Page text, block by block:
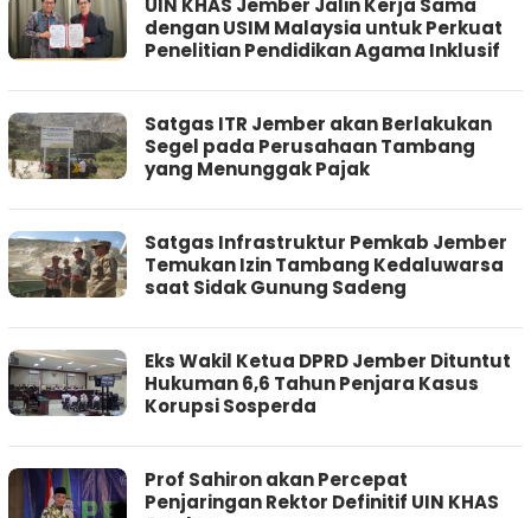
UIN KHAS Jember Jalin Kerja Sama
dengan USIM Malaysia untuk Perkuat
Penelitian Pendidikan Agama Inklusif
Satgas ITR Jember akan Berlakukan
Segel pada Perusahaan Tambang
yang Menunggak Pajak
Satgas Infrastruktur Pemkab Jember
Temukan Izin Tambang Kedaluwarsa
saat Sidak Gunung Sadeng
Eks Wakil Ketua DPRD Jember Dituntut
Hukuman 6,6 Tahun Penjara Kasus
Korupsi Sosperda
Prof Sahiron akan Percepat
Penjaringan Rektor Definitif UIN KHAS